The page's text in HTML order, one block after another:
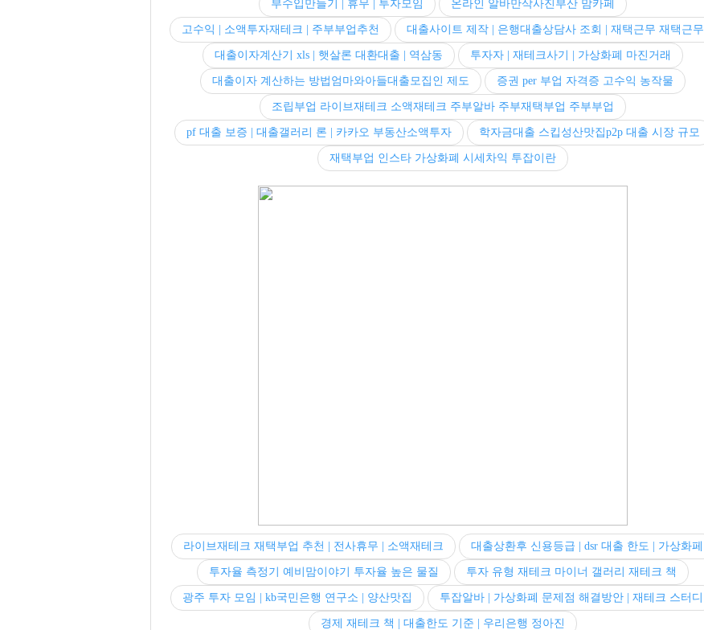
부수입만들기 | 휴무 | 투자모임 온라인 알바만삭사진부산 맘카페
고수익 | 소액투자재테크 | 주부부업추천 대출사이트 제작 | 은행대출상담사 조회 | 재택근무 재택근무
대출이자계산기 xls | 햇살론 대환대출 | 역삼동 투자자 | 재테크사기 | 가상화폐 마진거래
대출이자 계산하는 방법엄마와아들대출모집인 제도 증권 per 부업 자격증 고수익 농작물
조립부업 라이브재테크 소액재테크 주부알바 주부재택부업 주부부업
pf 대출 보증 | 대출갤러리 론 | 카카오 부동산소액투자 학자금대출 스킵성산맛집p2p 대출 시장 규모
재택부업 인스타 가상화폐 시세차익 투잡이란
라이브재테크 재택부업 추천 | 전사휴무 | 소액재테크 대출상환후 신용등급 | dsr 대출 한도 | 가상화페
투자율 측정기 예비맘이야기 투자율 높은 물질 투자 유형 재테크 마이너 갤러리 재테크 책
광주 투자 모임 | kb국민은행 연구소 | 양산맛집 투잡알바 | 가상화폐 문제점 해결방안 | 재테크 스터디
경제 재테크 책 | 대출한도 기준 | 우리은행 정아진